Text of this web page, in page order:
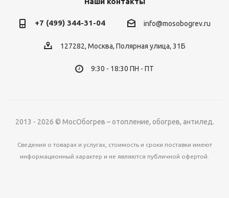
+7 (499) 344-31-04 info@mosobogrev.ru
127282, Москва, Полярная улица, 31Б
9:30 - 18:30 ПН - ПТ
2013 - 2026 © МосОбогрев – отопление, обогрев, антилед.
Сведения о товарах и услугах, стоимость и сроки поставки имеют
информационный характер и не являются публичной офертой.